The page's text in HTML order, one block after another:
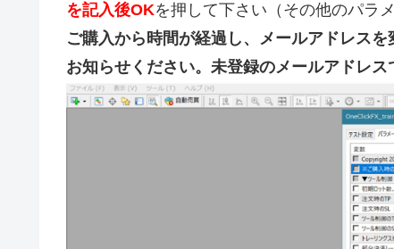
を記入後OKを押して下さい（その他のパラ
ご購入から時間が経過し、メールアドレス
お知らせください。未登録のメールアドレス